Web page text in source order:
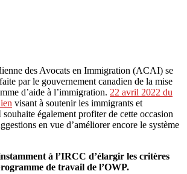
des Avocats en Immigration (ACAI) se
par le gouvernement canadien de la mise
d’aide à l’immigration. 22 avril 2022 du
visant à soutenir les immigrants et
également profiter de cette occasion
en vue d’améliorer encore le système
à l’IRCC d’élargir les critères
de travail de l’OWP.